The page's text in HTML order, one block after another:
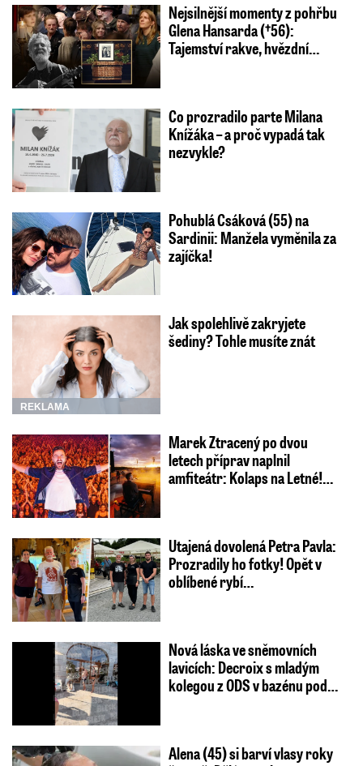
Nejsilnější momenty z pohřbu
Glena Hansarda (†56):
Tajemství rakve, hvězdní…
Co prozradilo parte Milana
Knížáka – a proč vypadá tak
nezvykle?
Pohublá Csáková (55) na
Sardinii: Manžela vyměnila za
zajíčka!
REKLAMA
Jak spolehlivě zakryjete
šediny? Tohle musíte znát
Marek Ztracený po dvou
letech příprav naplnil
amfiteátr: Kolaps na Letné!…
Utajená dovolená Petra Pavla:
Prozradily ho fotky! Opět v
oblíbené rybí…
Nová láska ve sněmovních
lavicích: Decroix s mladým
kolegou z ODS v bazénu pod…
Alena (45) si barví vlasy roky